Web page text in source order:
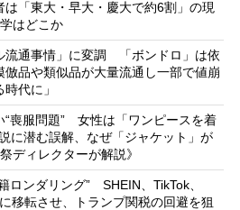
「東大・早大・慶大で約6割」の現
はどこか
流通事情」に変調 「ボンドロ」は依
品や類似品が大量流通し一部で値崩
代に」
“喪服問題” 女性は「ワンピースを着
に潜む誤解、なぜ「ジャケット」が
ディレクターが解説》
ロンダリング” SHEIN、TikTok、
移転させ、トランプ関税の回避を狙